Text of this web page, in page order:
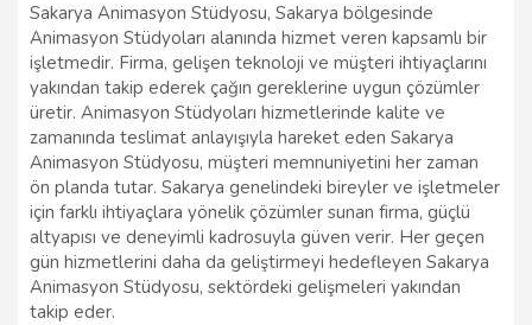
Sakarya Animasyon Stüdyosu, Sakarya bölgesinde
Animasyon Stüdyoları alanında hizmet veren kapsamlı bir
işletmedir. Firma, gelişen teknoloji ve müşteri ihtiyaçlarını
yakından takip ederek çağın gereklerine uygun çözümler
üretir. Animasyon Stüdyoları hizmetlerinde kalite ve
zamanında teslimat anlayışıyla hareket eden Sakarya
Animasyon Stüdyosu, müşteri memnuniyetini her zaman
ön planda tutar. Sakarya genelindeki bireyler ve işletmeler
için farklı ihtiyaçlara yönelik çözümler sunan firma, güçlü
altyapısı ve deneyimli kadrosuyla güven verir. Her geçen
gün hizmetlerini daha da geliştirmeyi hedefleyen Sakarya
Animasyon Stüdyosu, sektördeki gelişmeleri yakından
takip eder.